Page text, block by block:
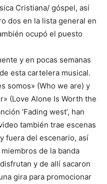
Cristiana/ góspel, así
dos en la lista general en
ocupó el puesto
y en pocas semanas
esta cartelera musical.
somos» (Who we are) y
(Love Alone Is Worth the
‘Fading west’, han
también trae escenas
fuera del escenario, así
de la banda
y de allí sacaron
gira para promocionar